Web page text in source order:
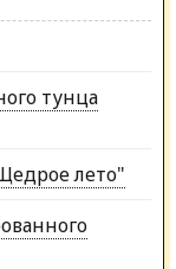
тунца
лето"